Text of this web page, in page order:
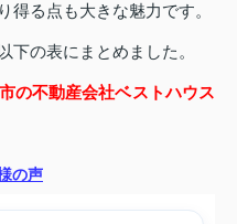
得る点も大きな魅力です。
下の表にまとめました。
の不動産会社ベストハウス
の声